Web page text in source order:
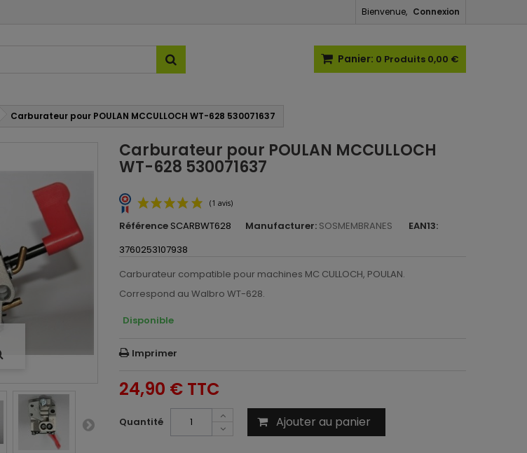
Bienvenue, Connexion
Panier: 0 Produits 0,00 €
Carburateur pour POULAN MCCULLOCH WT-628 530071637
Carburateur pour POULAN MCCULLOCH
WT-628 530071637
Référence SCARBWT628 Manufacturer: SOSMEMBRANES
EAN13:
3760253107938
Carburateur compatible pour machines MC CULLOCH, POULAN.
Correspond au Walbro WT-628.
Disponible
Imprimer
24,90 € TTC
Quantité Ajouter au panier